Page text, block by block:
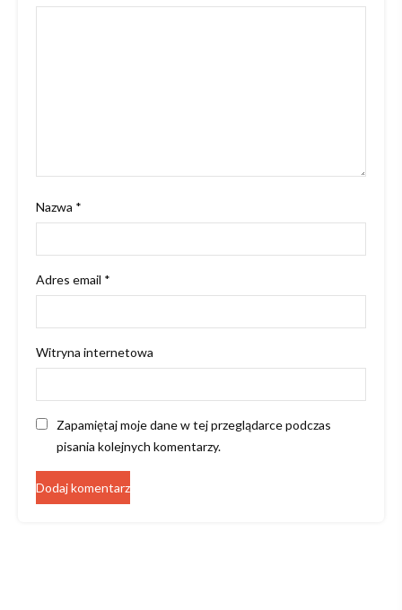
Nazwa *
Adres email *
Witryna internetowa
Zapamiętaj moje dane w tej przeglądarce podczas
pisania kolejnych komentarzy.